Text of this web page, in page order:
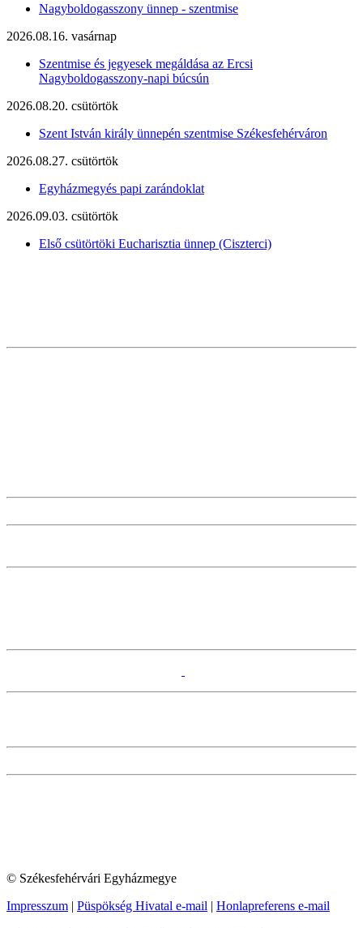
Nagyboldogasszony ünnep - szentmise
2026.08.16. vasárnap
Szentmise és jegyesek megáldása az Ercsi
Nagyboldogasszony-napi búcsún
2026.08.20. csütörtök
Szent István király ünnepén szentmise Székesfehérváron
2026.08.27. csütörtök
Egyházmegyés papi zarándoklat
2026.09.03. csütörtök
Első csütörtöki Eucharisztia ünnep (Ciszterci)
© Székesfehérvári Egyházmegye
Impresszum | Püspökség Hivatal e-mail | Honlapreferens e-mail